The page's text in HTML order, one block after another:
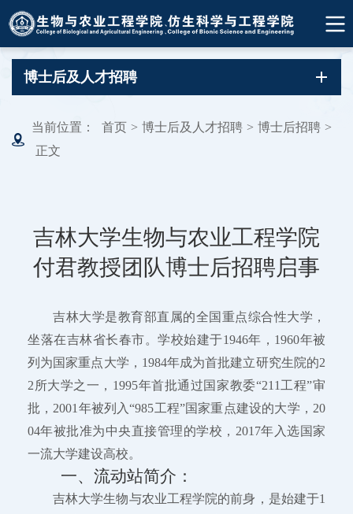
博士后及人才招聘
当前位置： 首页 > 博士后及人才招聘 > 博士后招聘 >
正文
吉林大学生物与农业工程学院
付君教授团队博士后招聘启事
吉林大学是教育部直属的全国重点综合性大学，
坐落在吉林省长春市。学校始建于1946年，1960年被
列为国家重点大学，1984年成为首批建立研究生院的2
2所大学之一，1995年首批通过国家教委“211工程”审
批，2001年被列入“985工程”国家重点建设的大学，20
04年被批准为中央直接管理的学校，2017年入选国家
一流大学建设高校。
一、流动站简介：
吉林大学生物与农业工程学院的前身，是始建于1